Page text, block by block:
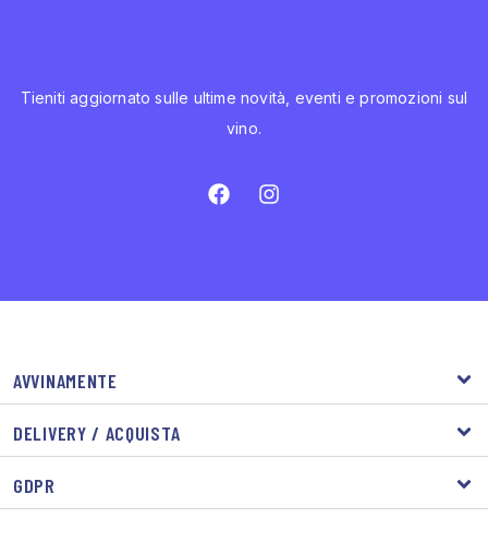
Tieniti aggiornato sulle ultime novità, eventi e promozioni sul
vino.
AVVINAMENTE
DELIVERY / ACQUISTA
GDPR